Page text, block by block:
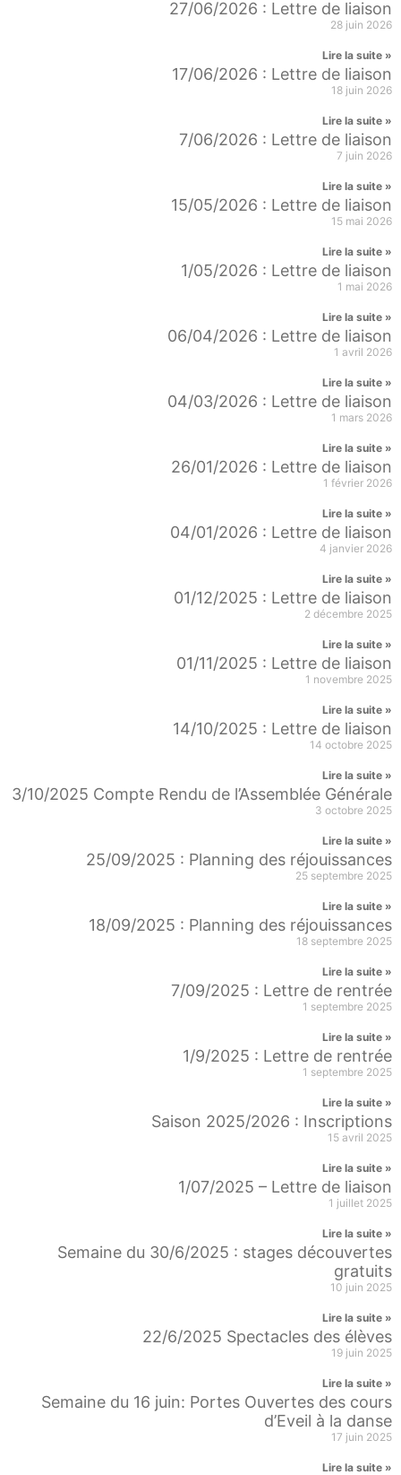
27/06/2026 : Lettre de liaison
28 juin 2026
Lire la suite »
17/06/2026 : Lettre de liaison
18 juin 2026
Lire la suite »
7/06/2026 : Lettre de liaison
7 juin 2026
Lire la suite »
15/05/2026 : Lettre de liaison
15 mai 2026
Lire la suite »
1/05/2026 : Lettre de liaison
1 mai 2026
Lire la suite »
06/04/2026 : Lettre de liaison
1 avril 2026
Lire la suite »
04/03/2026 : Lettre de liaison
1 mars 2026
Lire la suite »
26/01/2026 : Lettre de liaison
1 février 2026
Lire la suite »
04/01/2026 : Lettre de liaison
4 janvier 2026
Lire la suite »
01/12/2025 : Lettre de liaison
2 décembre 2025
Lire la suite »
01/11/2025 : Lettre de liaison
1 novembre 2025
Lire la suite »
14/10/2025 : Lettre de liaison
14 octobre 2025
Lire la suite »
3/10/2025 Compte Rendu de l’Assemblée Générale
3 octobre 2025
Lire la suite »
25/09/2025 : Planning des réjouissances
25 septembre 2025
Lire la suite »
18/09/2025 : Planning des réjouissances
18 septembre 2025
Lire la suite »
7/09/2025 : Lettre de rentrée
1 septembre 2025
Lire la suite »
1/9/2025 : Lettre de rentrée
1 septembre 2025
Lire la suite »
Saison 2025/2026 : Inscriptions
15 avril 2025
Lire la suite »
1/07/2025 – Lettre de liaison
1 juillet 2025
Lire la suite »
Semaine du 30/6/2025 : stages découvertes
gratuits
10 juin 2025
Lire la suite »
22/6/2025 Spectacles des élèves
19 juin 2025
Lire la suite »
Semaine du 16 juin: Portes Ouvertes des cours
d’Eveil à la danse
17 juin 2025
Lire la suite »